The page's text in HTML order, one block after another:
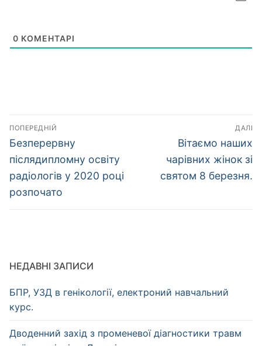
0 КОМЕНТАРІ
Навігація
записів
ПОПЕРЕДНІЙ
Попередній
запис:
Безперервну
післядипломну освіту
радіологів у 2020 році
розпочато
ДАЛІ
Наступний
запис:
Вітаємо наших
чарівних жінок зі
святом 8 березня.
НЕДАВНІ ЗАПИСИ
БПР, УЗД в генікології, електроний навчальний
курс.
Дводенний захід з променевої діагностики травм